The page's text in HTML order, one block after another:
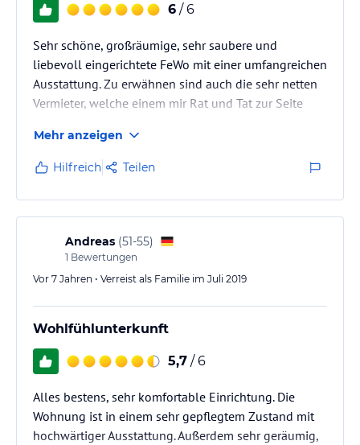
6 / 6
Sehr schöne, großräumige, sehr saubere und
liebevoll eingerichtete FeWo mit einer umfangreichen
Ausstattung. Zu erwähnen sind auch die sehr netten
Vermieter, welche einem mir Rat und Tat zur Seite
Mehr anzeigen
Hilfreich Teilen
Andreas (51-55)
1 Bewertungen
Vor 7 Jahren • Verreist als Familie im Juli 2019
Wohlfühlunterkunft
5,7 / 6
Alles bestens, sehr komfortable Einrichtung. Die
Wohnung ist in einem sehr gepflegtem Zustand mit
hochwärtiger Ausstattung. Außerdem sehr geräumig,